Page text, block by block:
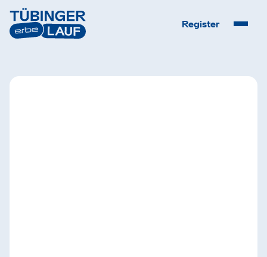
Register